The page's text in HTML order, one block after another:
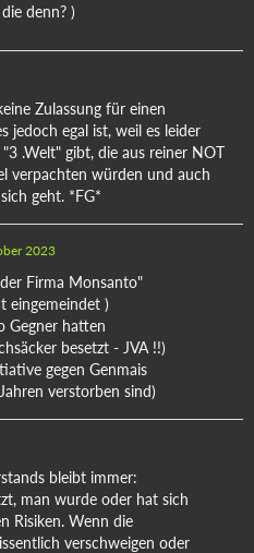
denn? )
Zulassung für einen
jedoch egal ist, weil es leider
.Welt" gibt, die aus reiner NOT
verpachten würden und auch
geht. *FG*
2023
Firma Monsanto"
eingemeindet )
Gegner hatten
besetzt - JVA !!)
gegen Genmais
verstorben sind)
bleibt immer:
man wurde oder hat sich
Risiken. Wenn die
verschweigen oder